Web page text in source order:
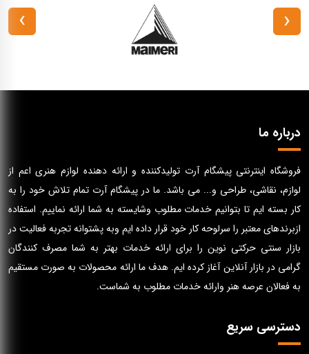
‹
›
درباره ما
فروشگاه اینترنتی پیشگام آرت تولیدکننده و ارائه دهنده لوازم هنری اعم از
لوازم، نقاشی، طراحی و... می باشد. ما در پیشگام آرت تمام تلاش خود را به
کار بسته ایم تا بتوانیم خدمات مطلوب وشایسته به شما ارائه نماییم. استفاده
ازبرندهای معتبر را سرلوحه کار خود قرار داده ایم وبه پشتوانه تجربه فعالیت در
بازار سنتی حرکتی نوین را برای ارائه خدمات بهتر به شما مصرف کنندگان
گرامی در بازار آنلاین آغاز کرده ایم. هدف ما ارائه محصولات به صورت مستقیم
به فعالان عرصه هنر وارائه خدمات مطلوب به شماست.
دسترسی سریع